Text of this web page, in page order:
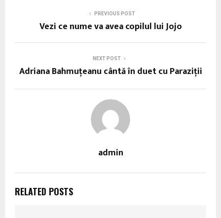
PREVIOUS POST
Vezi ce nume va avea copilul lui Jojo
NEXT POST
Adriana Bahmuțeanu cântă în duet cu Paraziţii
admin
RELATED POSTS